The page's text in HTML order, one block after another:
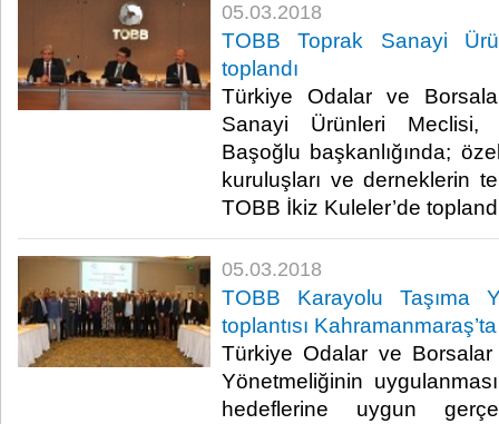
05.03.2018
TOBB Toprak Sanayi
toplandı
Türkiye Odalar ve
Sanayi Ürünleri Meclisi,
Başoğlu başkanlığında;
kuruluşları ve derneklerin
TOBB İkiz Kuleler’de
05.03.2018
TOBB Karayolu Taşıma
toplantısı Kahramanmaraş’ta
Türkiye Odalar ve Borsalar
Yönetmeliğinin
hedeflerine uygun